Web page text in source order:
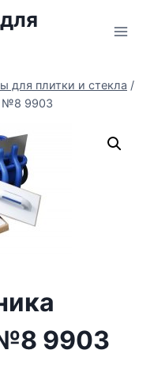
для плитки и стекла /
№8 9903
9903